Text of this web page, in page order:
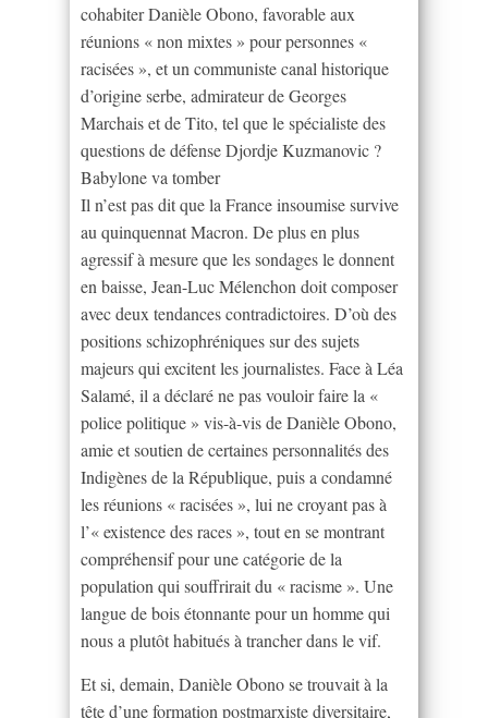
cohabiter Danièle Obono, favorable aux
réunions « non mixtes » pour personnes «
racisées », et un communiste canal historique
d’origine serbe, admirateur de Georges
Marchais et de Tito, tel que le spécialiste des
questions de défense Djordje Kuzmanovic ?
Babylone va tomber
Il n’est pas dit que la France insoumise survive
au quinquennat Macron. De plus en plus
agressif à mesure que les sondages le donnent
en baisse, Jean-Luc Mélenchon doit composer
avec deux tendances contradictoires. D’où des
positions schizophréniques sur des sujets
majeurs qui excitent les journalistes. Face à Léa
Salamé, il a déclaré ne pas vouloir faire la «
police politique » vis-à-vis de Danièle Obono,
amie et soutien de certaines personnalités des
Indigènes de la République, puis a condamné
les réunions « racisées », lui ne croyant pas à
l’« existence des races », tout en se montrant
compréhensif pour une catégorie de la
population qui souffrirait du « racisme ». Une
langue de bois étonnante pour un homme qui
nous a plutôt habitués à trancher dans le vif.
Et si, demain, Danièle Obono se trouvait à la
tête d’une formation postmarxiste diversitaire,